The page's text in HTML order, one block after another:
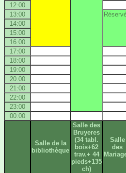
12:00
13:00
14:00
15:00
16:00
17:00
18:00
19:00
20:00
21:00
22:00
23:00
00:00
Salle de la
bibliothèque
Salle des
Bruyeres
(34 tabl.
bois+62
trav.+ 44
pieds+135
ch)
Salle
des